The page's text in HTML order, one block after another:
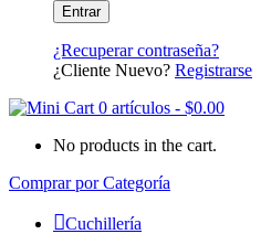
¿Recuperar contraseña?
¿Cliente Nuevo? Registrarse
0 artículos - $0.00
No products in the cart.
Comprar por Categoría
Cuchillería